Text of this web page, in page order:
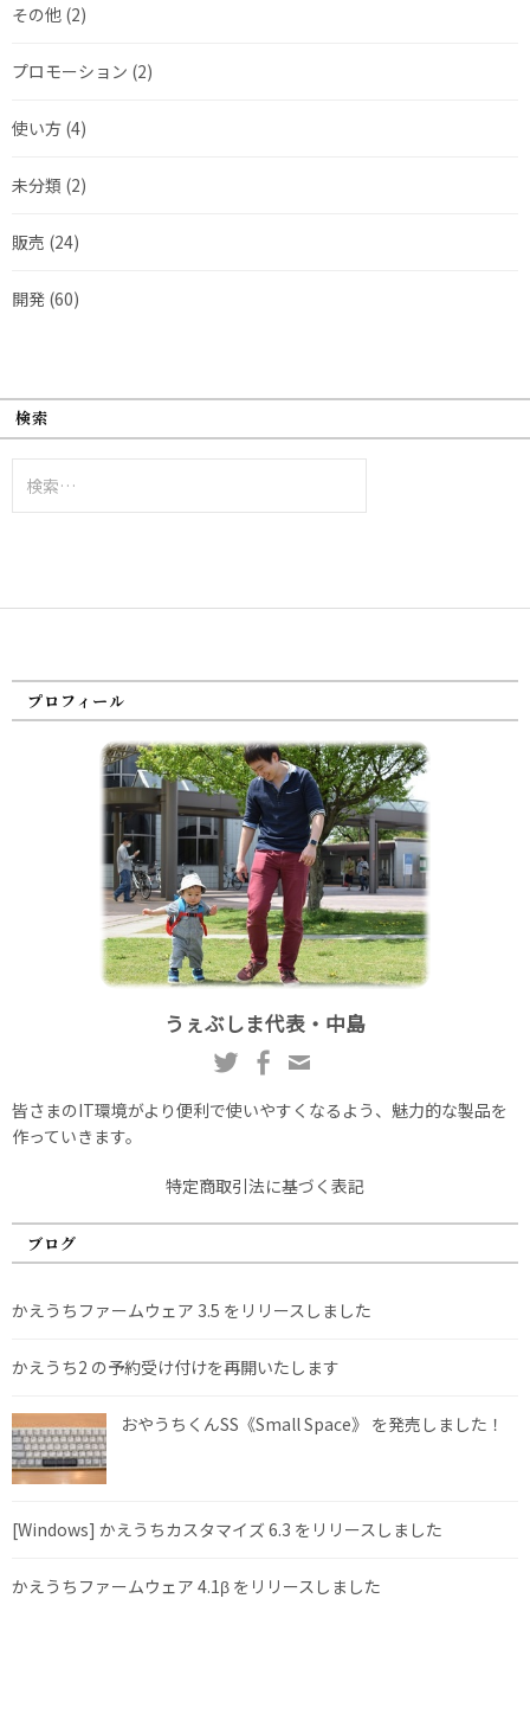
その他 (2)
プロモーション (2)
使い方 (4)
未分類 (2)
販売 (24)
開発 (60)
検索
索:
プロフィール
うぇぶしま代表・中島
皆さまのIT環境がより便利で使いやすくなるよう、魅力的な製品を
作っていきます。
特定商取引法に基づく表記
ブログ
かえうちファームウェア 3.5 をリリースしました
かえうち2 の予約受け付けを再開いたします
おやうちくんSS《Small Space》 を発売しました！
[Windows] かえうちカスタマイズ 6.3 をリリースしました
かえうちファームウェア 4.1β をリリースしました